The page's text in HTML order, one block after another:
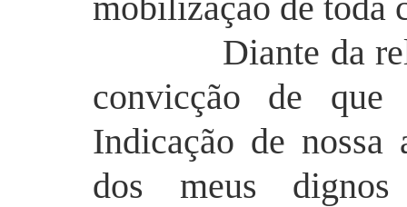
Diante da
convicção de
Indicação de nossa
dos meus